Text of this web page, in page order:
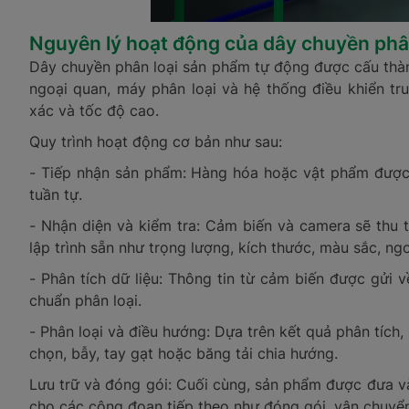
Nguyên lý hoạt động của dây chuyền
Dây chuyền phân loại sản phẩm tự động được cấu
ngoại quan, máy phân loại và hệ thống điều khiển
xác và tốc độ cao.
Quy trình hoạt động cơ bản như sau:
- Tiếp nhận sản phẩm: Hàng hóa hoặc vật phẩm
tuần tự.
- Nhận diện và kiểm tra: Cảm biến và camera sẽ
lập trình sẵn như trọng lượng, kích thước, màu sắc,
- Phân tích dữ liệu: Thông tin từ cảm biến được gửi
chuẩn phân loại.
- Phân loại và điều hướng: Dựa trên kết quả phân
chọn, bẫy, tay gạt hoặc băng tải chia hướng.
Lưu trữ và đóng gói: Cuối cùng, sản phẩm được đưa